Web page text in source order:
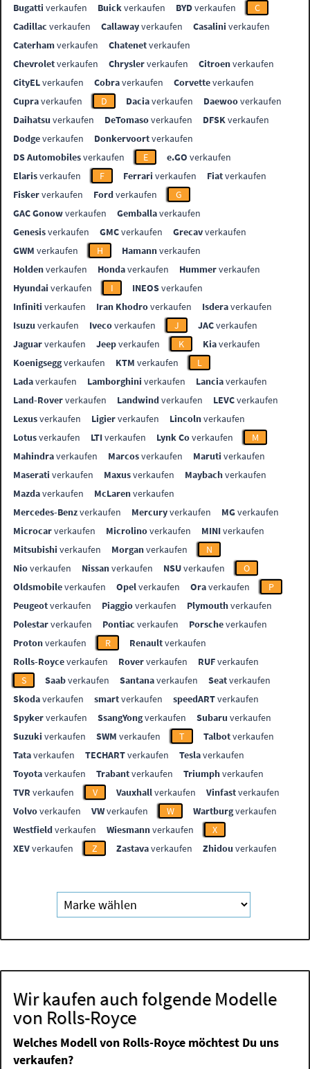
Bugatti verkaufen Buickverkaufen BYDverkaufen
C
Cadillac verkaufen Callawayverkaufen Casalini verkaufen
Caterhamverkaufen Chatenetverkaufen
Chevroletverkaufen Chryslerverkaufen Citroenverkaufen
CityELverkaufen Cobraverkaufen Corvetteverkaufen
Cupraverkaufen D Daciaverkaufen Daewooverkaufen
Daihatsu verkaufen DeTomasoverkaufen DFSKverkaufen
Dodgeverkaufen Donkervoortverkaufen
DS Automobilesverkaufen E e.GO verkaufen
Elarisverkaufen F Ferrari verkaufen Fiatverkaufen
Fiskerverkaufen Fordverkaufen
G
GAC Gonowverkaufen Gemballaverkaufen
Genesisverkaufen GMCverkaufen Grecavverkaufen
GWM verkaufen H Hamannverkaufen
Holdenverkaufen Hondaverkaufen Hummerverkaufen
Hyundai verkaufen I INEOSverkaufen
Infiniti verkaufen Iran Khodroverkaufen Isderaverkaufen
Isuzu verkaufen Ivecoverkaufen J JACverkaufen
Jaguarverkaufen Jeepverkaufen K Kiaverkaufen
Koenigseggverkaufen KTM verkaufen
L
Ladaverkaufen Lamborghini verkaufen Lanciaverkaufen
Land-Roververkaufen Landwindverkaufen LEVCverkaufen
Lexusverkaufen Ligierverkaufen Lincolnverkaufen
Lotusverkaufen LTIverkaufen Lynk Coverkaufen
M
Mahindraverkaufen Marcosverkaufen Maruti verkaufen
Maserati verkaufen Maxusverkaufen Maybachverkaufen
Mazdaverkaufen McLarenverkaufen
Mercedes-Benzverkaufen Mercuryverkaufen MGverkaufen
Microcarverkaufen Microlinoverkaufen MINIverkaufen
Mitsubishi verkaufen Morganverkaufen
N
Nioverkaufen Nissanverkaufen NSUverkaufen
O
Oldsmobileverkaufen Opelverkaufen Oraverkaufen
P
Peugeotverkaufen Piaggioverkaufen Plymouthverkaufen
Polestarverkaufen Pontiac verkaufen Porscheverkaufen
Protonverkaufen R Renaultverkaufen
Rolls-Royceverkaufen Roververkaufen RUFverkaufen
S
Saabverkaufen Santanaverkaufen Seatverkaufen
Skodaverkaufen smartverkaufen speedARTverkaufen
Spykerverkaufen SsangYongverkaufen Subaru verkaufen
Suzuki verkaufen SWM verkaufen T Talbotverkaufen
Tataverkaufen TECHARTverkaufen Teslaverkaufen
Toyotaverkaufen Trabantverkaufen Triumphverkaufen
TVR verkaufen V Vauxhallverkaufen Vinfastverkaufen
Volvoverkaufen VWverkaufen W Wartburgverkaufen
Westfieldverkaufen Wiesmannverkaufen
X
XEVverkaufen Z Zastavaverkaufen Zhidou verkaufen
Wir kaufen auch folgende Modelle
von Rolls-Royce
Welches Modell von Rolls-Royce möchtest Du uns
verkaufen?